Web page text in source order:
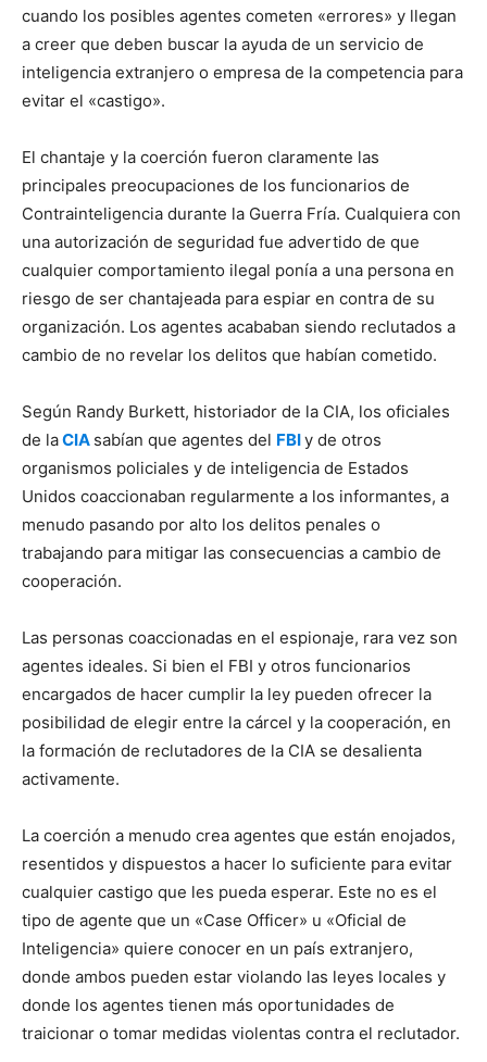
cuando los posibles agentes cometen «errores» y llegan
a creer que deben buscar la ayuda de un servicio de
inteligencia extranjero o empresa de la competencia para
evitar el «castigo».
El chantaje y la coerción fueron claramente las
principales preocupaciones de los funcionarios de
Contrainteligencia durante la Guerra Fría. Cualquiera con
una autorización de seguridad fue advertido de que
cualquier comportamiento ilegal ponía a una persona en
riesgo de ser chantajeada para espiar en contra de su
organización. Los agentes acababan siendo reclutados a
cambio de no revelar los delitos que habían cometido.
Según Randy Burkett, historiador de la CIA, los oficiales
de laCIA sabían que agentes del FBIy de otros
organismos policiales y de inteligencia de Estados
Unidos coaccionaban regularmente a los informantes, a
menudo pasando por alto los delitos penales o
trabajando para mitigar las consecuencias a cambio de
cooperación.
Las personas coaccionadas en el espionaje, rara vez son
agentes ideales. Si bien el FBI y otros funcionarios
encargados de hacer cumplir la ley pueden ofrecer la
posibilidad de elegir entre la cárcel y la cooperación, en
la formación de reclutadores de la CIA se desalienta
activamente.
La coerción a menudo crea agentes que están enojados,
resentidos y dispuestos a hacer lo suficiente para evitar
cualquier castigo que les pueda esperar. Este no es el
tipo de agente que un «Case Officer» u «Oficial de
Inteligencia» quiere conocer en un país extranjero,
donde ambos pueden estar violando las leyes locales y
donde los agentes tienen más oportunidades de
traicionar o tomar medidas violentas contra el reclutador.